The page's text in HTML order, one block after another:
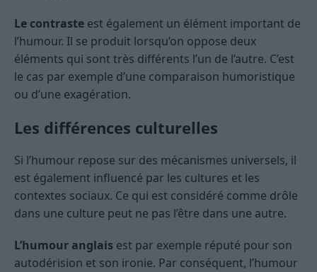
Le contraste est également un élément important de
l’humour. Il se produit lorsqu’on oppose deux
éléments qui sont très différents l’un de l’autre. C’est
le cas par exemple d’une comparaison humoristique
ou d’une exagération.
Les différences culturelles
Si l’humour repose sur des mécanismes universels, il
est également influencé par les cultures et les
contextes sociaux. Ce qui est considéré comme drôle
dans une culture peut ne pas l’être dans une autre.
L’humour anglais est par exemple réputé pour son
autodérision et son ironie. Par conséquent, l’humour